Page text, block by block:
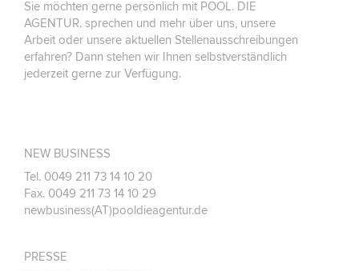
Sie möchten gerne persönlich mit POOL. DIE
AGENTUR. sprechen und mehr über uns, unsere
Arbeit oder unsere aktuellen Stellenausschreibungen
erfahren? Dann stehen wir Ihnen selbstverständlich
jederzeit gerne zur Verfügung.
NEW BUSINESS
Tel. 0049 211 73 14 10 20
Fax. 0049 211 73 14 10 29
newbusiness(AT)pooldieagentur.de
PRESSE